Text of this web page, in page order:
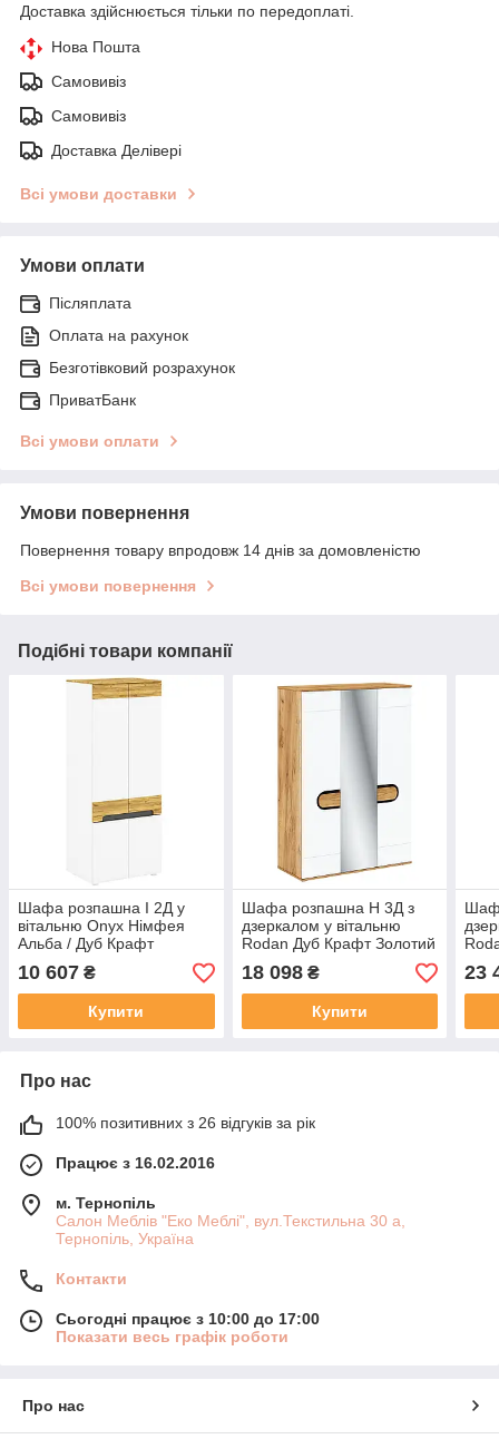
Доставка здійснюється тільки по передоплаті.
Нова Пошта
Самовивіз
Самовивіз
Доставка Делівері
Всі умови доставки
Умови оплати
Післяплата
Оплата на рахунок
Безготівковий розрахунок
ПриватБанк
Всі умови оплати
Умови повернення
Повернення товару впродовж 14 днів за домовленістю
Всі умови повернення
Подібні товари компанії
Шафа розпашна I 2Д у
вітальню Onyx Німфея
Альба / Дуб Крафт
Золотий Blonski
10 607 ₴
Купити
Шафа розпашна H 3Д з
дзеркалом у вітальню
Rodan Дуб Крафт Золотий
/ Білий Глянець Blonski
18 098₴
Купити
/
23
Про нас
100% позитивних з 26 відгуків за рік
Працює з 16.02.2016
м. Тернопіль
Салон Меблів "Еко Меблі", вул.Текстильна 30 а,
Тернопіль, Україна
Контакти
Сьогодні працює з 10:00 до 17:00
Показати весь графік роботи
Про нас